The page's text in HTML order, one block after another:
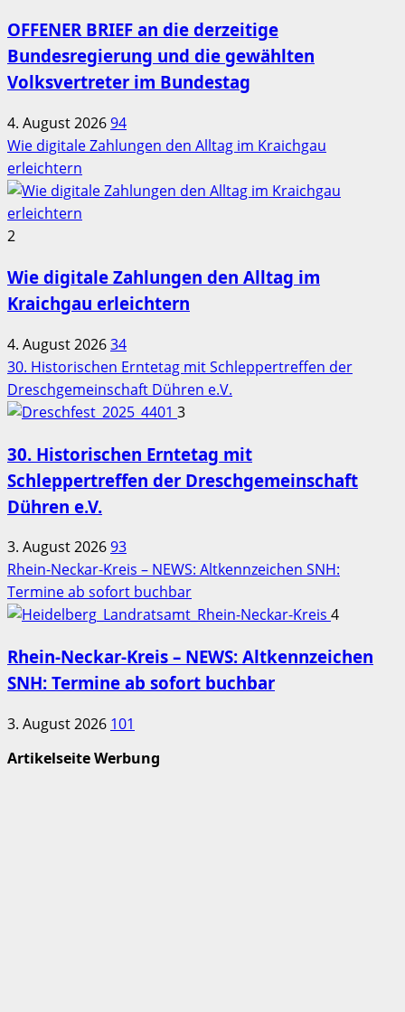
OFFENER BRIEF an die derzeitige
Bundesregierung und die gewählten
Volksvertreter im Bundestag
4. August 202694
Wie digitale Zahlungen den Alltag im Kraichgau
erleichtern
2
Wie digitale Zahlungen den Alltag im
Kraichgau erleichtern
4. August 202634
30. Historischen Erntetag mit Schleppertreffen der
Dreschgemeinschaft Dühren e.V.
3
30. Historischen Erntetag mit
Schleppertreffen der Dreschgemeinschaft
Dühren e.V.
3. August 202693
Rhein-Neckar-Kreis – NEWS: Altkennzeichen SNH:
Termine ab sofort buchbar
4
Rhein-Neckar-Kreis – NEWS: Altkennzeichen
SNH: Termine ab sofort buchbar
3. August 2026 101
Artikelseite Werbung